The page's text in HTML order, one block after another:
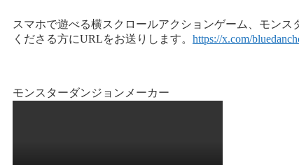
スマホで遊べる横スクロールアクションゲーム、モン
くださる方にURLをお送りします。 https://x.com/
モンスターダンジョンメーカー